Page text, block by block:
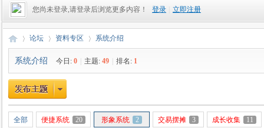
您尚未登录,请登录后浏览更多内容！ 登录 立即注册
昔 »
论坛
›
资料专区 系统介绍
系统介绍 今日: 0 主题: 49 排名: 1
全部 便捷系统 20 形象系统 2 交易摆摊 3 成长收集 11